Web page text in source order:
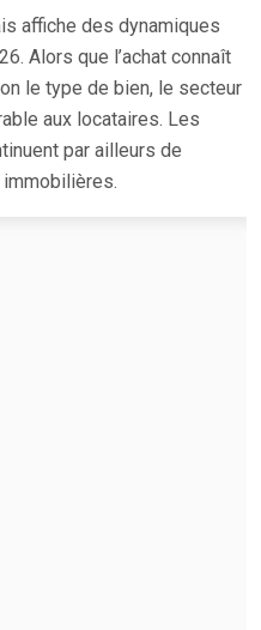
affiche des dynamiques
Alors que l’achat connaît
le type de bien, le secteur
aux locataires. Les
par ailleurs de